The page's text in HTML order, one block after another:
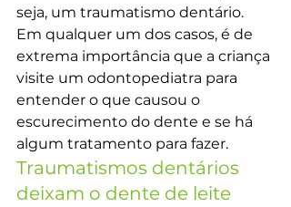
seja, um traumatismo dentário.
Em qualquer um dos casos, é de
extrema importância que a criança
visite um odontopediatra para
entender o que causou o
escurecimento do dente e se há
algum tratamento para fazer.
Traumatismos dentários
deixam o dente de leite